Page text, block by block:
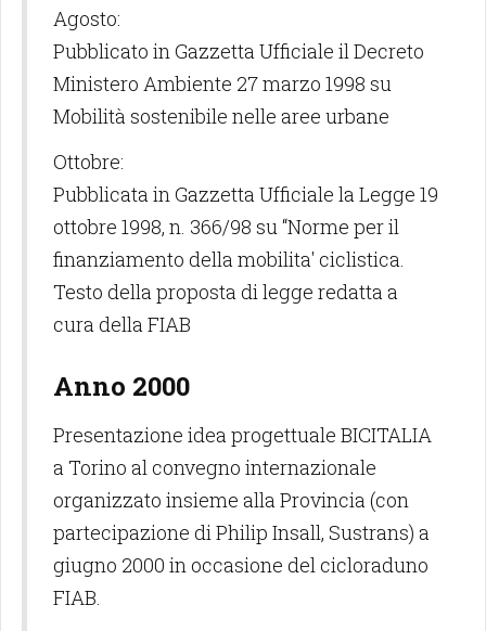
Agosto:
Pubblicato in Gazzetta Ufficiale il Decreto
Ministero Ambiente 27 marzo 1998 su
Mobilità sostenibile nelle aree urbane
Ottobre:
Pubblicata in Gazzetta Ufficiale la Legge 19
ottobre 1998, n. 366/98 su “Norme per il
finanziamento della mobilita' ciclistica.
Testo della proposta di legge redatta a
cura della FIAB
Anno 2000
Presentazione idea progettuale BICITALIA
a Torino al convegno internazionale
organizzato insieme alla Provincia (con
partecipazione di Philip Insall, Sustrans) a
giugno 2000 in occasione del cicloraduno
FIAB.